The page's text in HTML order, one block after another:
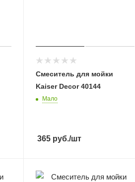
Cмеситель для мойки
Kaiser Decor 40144
Мало
365руб./шт